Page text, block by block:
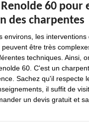
60 pour
des charpentes
environs, les
être très
techniques. Ainsi,
60. C'est un
Sachez qu'il respecte
il suffit de
un devis gratuit et